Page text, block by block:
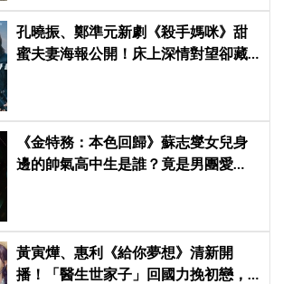
孔曉振、鄭準元新劇《殺手媽咪》甜
蜜夫妻海報公開！床上深情對望卻藏
《金特務：本色回歸》蘇志燮女兒身
邊的帥氣高中生是誰？竟是男團愛
黃寅燁、惠利《給你夢想》清新開
播！「醫生世家子」回國力挽初戀，